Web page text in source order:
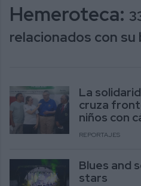
Hemeroteca:
relacionados con su
La
cruza
niños con
REPORTAJES
Blues and
stars